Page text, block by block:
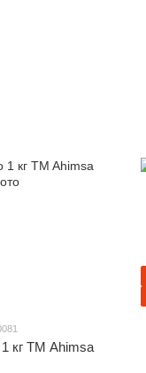
кг TM Ahimsa